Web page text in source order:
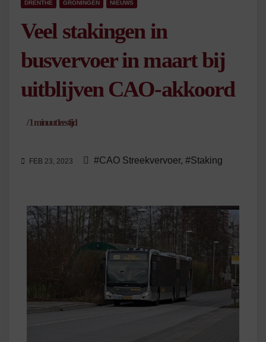
DRENTHE GRONINGEN NIEUWS
Veel stakingen in
busvervoer in maart bij
uitblijven CAO-akkoord
/1 minuut leestijd
FEB 23, 2023 #CAO Streekvervoer, #Staking